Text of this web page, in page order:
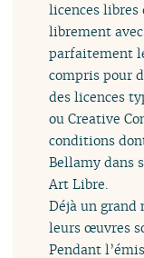
licences
librement
parfaitement
compris pour
des licences
ou Creative
conditions
Bellamy dans
Art Libre.
Déjà un
leurs œuvres
Pendant